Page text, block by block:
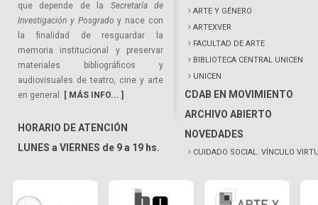
que depende de la Secretaría de
Investigación y Posgrado y nace con
la finalidad de resguardar la
memoria institucional y preservar
materiales bibliográficos y
audiovisuales de teatro, cine y arte
en general. [ MÁS INFO... ]
HORARIO DE ATENCIÓN
LUNES a VIERNES de 9 a 19 hs.
ARTE Y GÉNERO
ARTEXVER
FACULTAD DE ARTE
BIBLIOTECA CENTRAL UNICEN
UNICEN
CDAB EN MOVIMIENTO
ARCHIVO ABIERTO
NOVEDADES
CUIDADO SOCIAL. VÍNCULO